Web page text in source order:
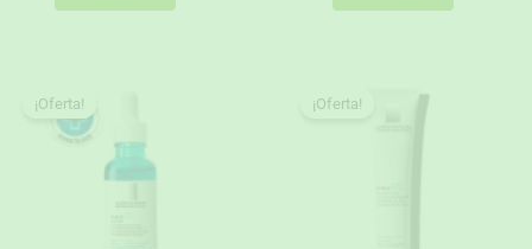
¡Oferta!
¡Oferta! ¡Oferta!
¡Oferta!